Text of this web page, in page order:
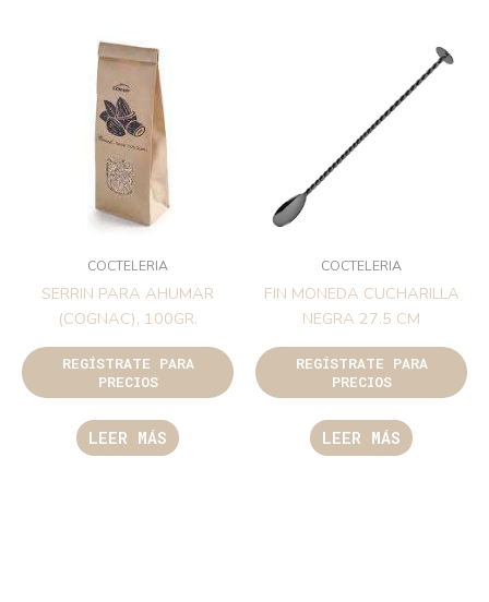
COCTELERIA
SERRIN PARA AHUMAR
(COGNAC), 100GR.
REGÍSTRATE PARA
PRECIOS
LEER MÁS
COCTELERIA
FIN MONEDA CUCHARILLA
NEGRA 27.5 CM
REGÍSTRATE PARA
PRECIOS
LEER MÁS